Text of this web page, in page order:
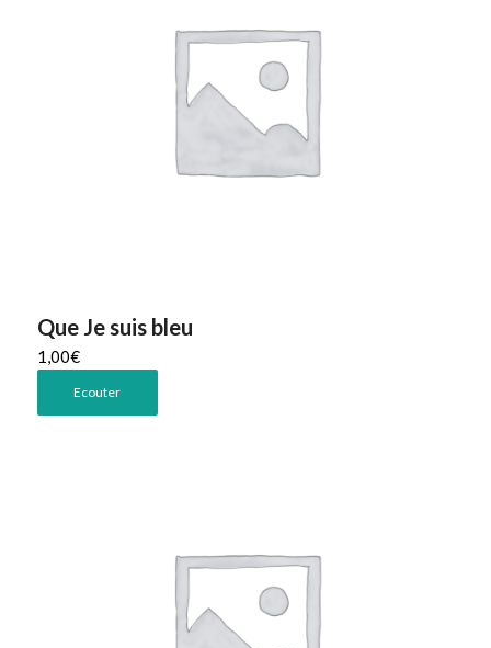
Que Je suis bleu
1,00€
Ecouter